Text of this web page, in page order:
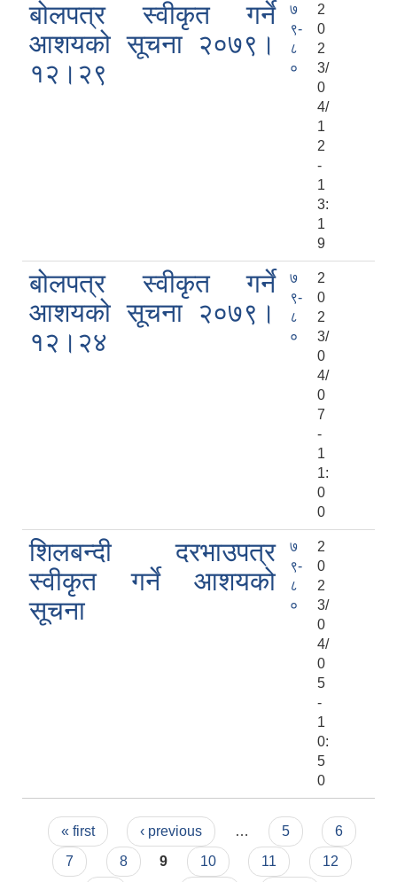
बोलपत्र स्वीकृत गर्ने
आशयको सूचना २०७९।
१२।२९
७
९-
८
०
2
0
2
3/
0
4/
1
2
-
1
3:
1
9
बोलपत्र स्वीकृत गर्ने
आशयको सूचना २०७९।
१२।२४
७
९-
८
०
2
0
2
3/
0
4/
0
7
-
1
1:
0
0
शिलबन्दी दरभाउपत्र
स्वीकृत गर्ने आशयको
सूचना
७
९-
८
०
2
0
2
3/
0
4/
0
5
-
1
0:
5
0
Pages
« first ‹ previous … 5
6
7
8 9 10 11
12